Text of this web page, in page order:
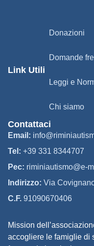
Mission
accogliere le famiglie di
Link Utili
Donazioni
Domande
Leggi e
Chi siamo
Contattaci
Email:
Tel: +39 331 8344707
Pec: riminiautismo@e-
Indirizzo: Via
C.F. 91090670406